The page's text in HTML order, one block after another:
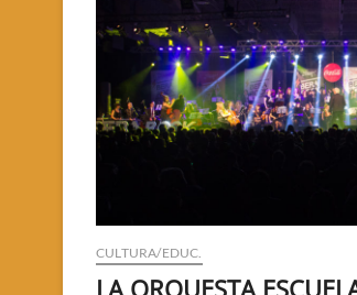
CULTURA/EDUC.
LA ORQUESTA